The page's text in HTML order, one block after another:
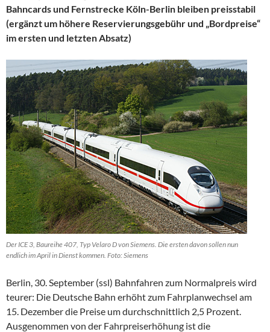
Bahncards und Fernstrecke Köln-Berlin bleiben preisstabil
(ergänzt um höhere Reservierungsgebühr und „Bordpreise“
im ersten und letzten Absatz)
Der ICE 3, Baureihe 407, Typ Velaro D von Siemens. Die ersten davon sollen nun
endlich im April in Dienst kommen. Foto: Siemens
Berlin, 30. September (ssl) Bahnfahren zum Normalpreis wird
teurer: Die Deutsche Bahn erhöht zum Fahrplanwechsel am
15. Dezember die Preise um durchschnittlich 2,5 Prozent.
Ausgenommen von der Fahrpreiserhöhung ist die